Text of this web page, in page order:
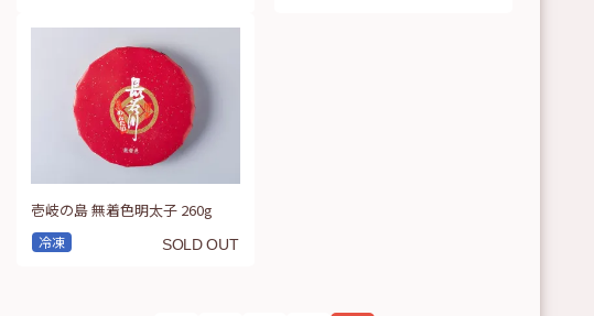
冷凍
壱岐の島 無着色明太子 260g
SOLD OUT